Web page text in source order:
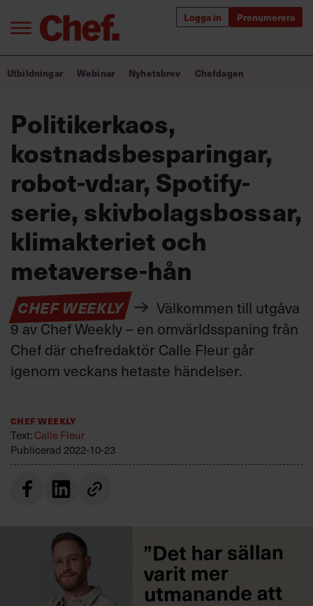
Logga in Prenumerera
Prenumerera
Annonsera
Om oss
Kontakta oss
Kundservice
Villkor och policy för
personuppgiftsbehandling
Bra ledare förändrar världen
Utbildning för ledare
Chefakademin+
Populära utbildningar
Utbildningar Webinar Nyhetsbrev Chefdagen
Politikerkaos,
kostnadsbesparingar,
robot-vd:ar, Spotify-
serie, skivbolagsbossar,
klimakteriet och
metaverse-hån
CHEF WEEKLY
Välkommen till utgåva
9 av Chef Weekly – en omvärldsspaning från
Chef där chefredaktör Calle Fleur går
igenom veckans hetaste händelser.
Chef Weekly
Text:Calle Fleur
Publicerad 2022-10-23